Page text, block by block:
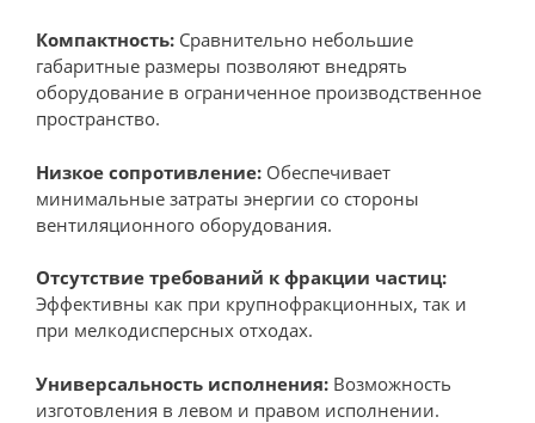
Компактность: Сравнительно небольшие
габаритные размеры позволяют внедрять
оборудование в ограниченное производственное
пространство.
Низкое сопротивление: Обеспечивает
минимальные затраты энергии со стороны
вентиляционного оборудования.
Отсутствие требований к фракции частиц:
Эффективны как при крупнофракционных, так и
при мелкодисперсных отходах.
Универсальность исполнения: Возможность
изготовления в левом и правом исполнении.